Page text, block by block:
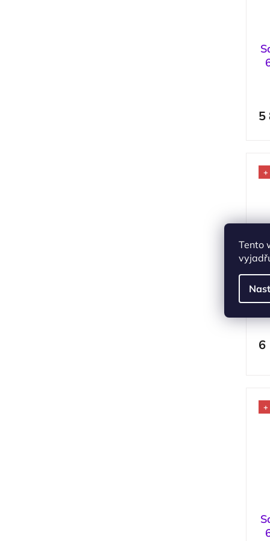
Tento
5
+
6
+